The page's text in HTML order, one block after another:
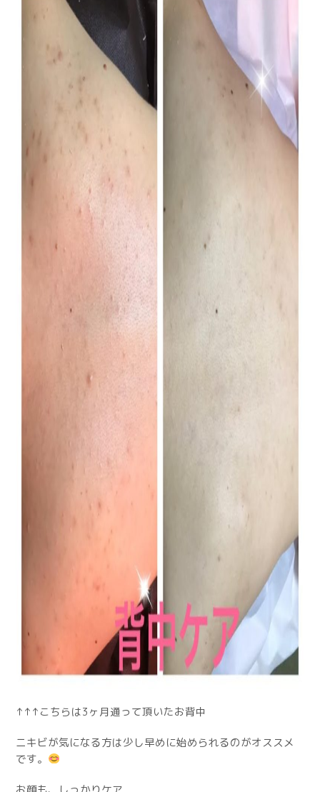
↑↑↑こちらは3ヶ月通って頂いたお背中
ニキビが気になる方は少し早めに始められるのがオススメ
です。